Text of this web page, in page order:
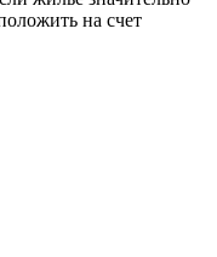
на счет